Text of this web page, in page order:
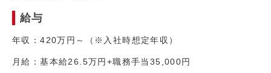
給与
年収：420万円～（※入社時想定年収）
月給：基本給26.5万円+職務手当35,000円